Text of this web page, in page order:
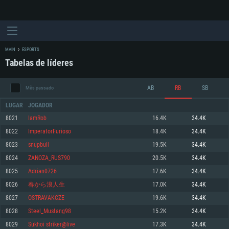
REQUERIMENTOS DE SISTEMA
Mínimo
Sistema Operativo: Windows 10 (64 bit)
Processador: Dual-Core 2.2 GHz
Mínimo
Sistema Operativo: Mac OS Big Sur 11.0 ou versão mais recente
Processador: Core i5 2.2GHz mínimo (Intel Xeon não suportado)
Mínimo
Sistema Operativo: Distribuições mais modernas do Linux de 64bit
Processador: Dual-Core 2.4 GHz
MAIN ESPORTS
Tabelas de líderes
Mês passado AB RB SB
LUGAR JOGADOR
8021 IamRob 16.4K 34.4K
8022 ImperatorFurioso 18.4K 34.4K
8023 snupbull 19.5K 34.4K
8024 ZANOZA_RUS790 20.5K 34.4K
8025 Adrian0726 17.6K 34.4K
8026 春から浪人生 17.0K 34.4K
8027 OSTRAVAKCZE 19.6K 34.4K
8028 Steel_Mustang98 15.2K 34.4K
8029 Sukhoi striker@live 17.3K 34.4K